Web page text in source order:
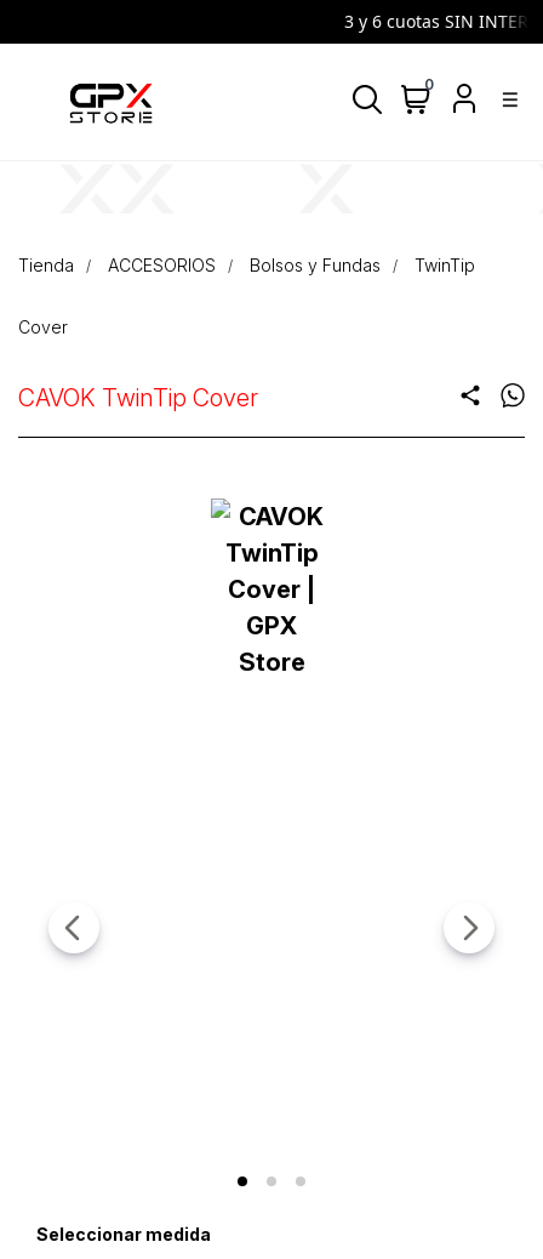
3 y 6 cuotas SIN
density_medium
0
Tienda ACCESORIOS Bolsos y Fundas TwinTip
Cover
CAVOK TwinTip Cover share
Seleccionar medida